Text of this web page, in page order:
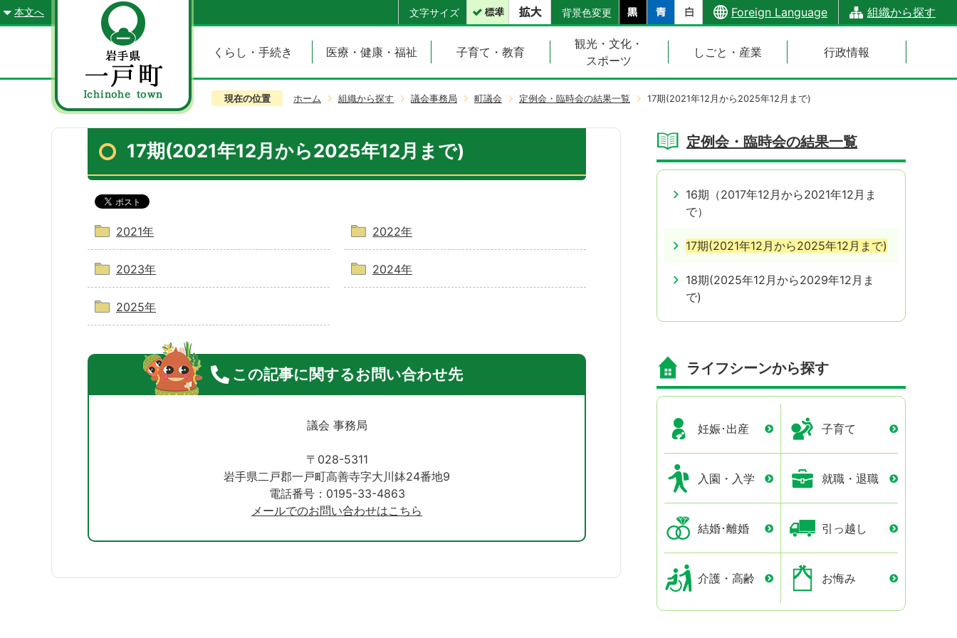
本文へ 文字サイズ 背景色変更 Foreign Language 組織から探す
くらし・手続き 医療・健康・福祉 子育て・教育
観光・文化・
スポーツ
しごと・産業 行政情報
現在の位置 ホーム 組織から探す 議会事務局 町議会 定例会・臨時会の結果一覧 17期(2021年12月から2025年12月まで)
17期(2021年12月から2025年12月まで)
2021年 2022年
2023年 2024年
2025年
この記事に関するお問い合わせ先
議会 事務局
〒028-5311
岩手県二戸郡一戸町高善寺字大川鉢24番地9
電話番号：0195-33-4863
メールでのお問い合わせはこちら
定例会・臨時会の結果一覧
16期（2017年12月から2021年12月ま
で）
17期(2021年12月から2025年12月まで)
18期(2025年12月から2029年12月ま
で)
ライフシーンから探す
妊娠･出産 子育て
入園・入学 就職・退職
結婚･離婚 引っ越し
介護・高齢 お悔み